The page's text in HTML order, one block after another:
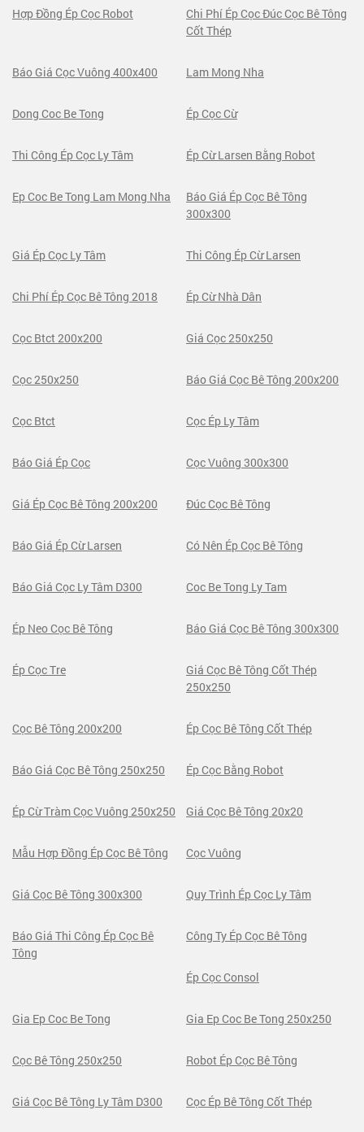
Hợp Đồng Ép Cọc Robot
Chi Phí Ép Cọc Đúc Cọc Bê Tông
Cốt Thép
Báo Giá Cọc Vuông 400x400 Lam Mong Nha
Dong Coc Be Tong Ép Cọc Cừ
Thi Công Ép Cọc Ly Tâm Ép Cừ Larsen Bằng Robot
Ep Coc Be Tong Lam Mong Nha
Báo Giá Ép Cọc Bê Tông
300x300
Giá Ép Cọc Ly Tâm Thi Công Ép Cừ Larsen
Chi Phí Ép Cọc Bê Tông 2018 Ép Cừ Nhà Dân
Cọc Btct 200x200 Giá Cọc 250x250
Cọc 250x250 Báo Giá Cọc Bê Tông 200x200
Cọc Btct Cọc Ép Ly Tâm
Báo Giá Ép Cọc Cọc Vuông 300x300
Giá Ép Cọc Bê Tông 200x200 Đúc Cọc Bê Tông
Báo Giá Ép Cừ Larsen Có Nên Ép Cọc Bê Tông
Báo Giá Cọc Ly Tâm D300 Coc Be Tong Ly Tam
Ép Neo Cọc Bê Tông Báo Giá Cọc Bê Tông 300x300
Ép Cọc Tre
Giá Cọc Bê Tông Cốt Thép
250x250
Cọc Bê Tông 200x200 Ép Cọc Bê Tông Cốt Thép
Báo Giá Cọc Bê Tông 250x250 Ép Cọc Bằng Robot
Ép Cừ Tràm Cọc Vuông 250x250 Giá Cọc Bê Tông 20x20
Mẫu Hợp Đồng Ép Cọc Bê Tông Cọc Vuông
Giá Cọc Bê Tông 300x300 Quy Trình Ép Cọc Ly Tâm
Báo Giá Thi Công Ép Cọc Bê
Tông
Công Ty Ép Cọc Bê Tông
Ép Cọc Consol
Gia Ep Coc Be Tong Gia Ep Coc Be Tong 250x250
Cọc Bê Tông 250x250 Robot Ép Cọc Bê Tông
Giá Cọc Bê Tông Ly Tâm D300 Cọc Ép Bê Tông Cốt Thép